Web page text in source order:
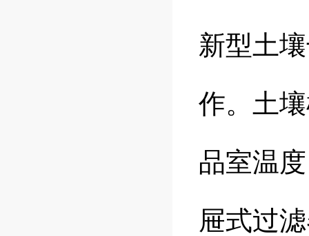
新型土
作。土
品室温
屉式过